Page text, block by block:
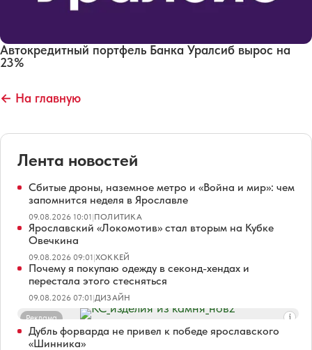
Автокредитный портфель Банка Уралсиб вырос на
23%
← На главную
Лента новостей
Сбитые дроны, наземное метро и «Война и мир»: чем
запомнится неделя в Ярославле
09.08.2026 10:01|ПОЛИТИКА
Ярославский «Локомотив» стал вторым на Кубке
Овечкина
09.08.2026 09:01|ХОККЕЙ
Почему я покупаю одежду в секонд-хендах и
перестала этого стесняться
09.08.2026 07:01|ДИЗАЙН
Реклама
Дубль форварда не привел к победе ярославского
«Шинника»